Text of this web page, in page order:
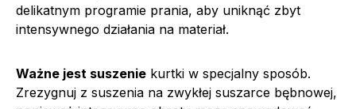
delikatnym programie prania, aby uniknąć zbyt
intensywnego działania na materiał.
Ważne jest suszenie kurtki w specjalny sposób.
Zrezygnuj z suszenia na zwykłej suszarce bębnowej,